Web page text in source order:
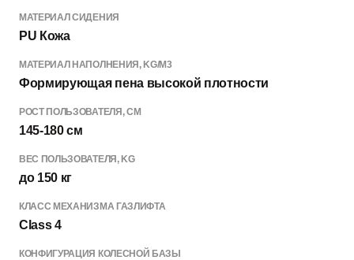
МАТЕРИАЛ СИДЕНИЯ
PU Кожа
МАТЕРИАЛ НАПОЛНЕНИЯ, KG/M3
Формирующая пена высокой плотности
РОСТ ПОЛЬЗОВАТЕЛЯ, СМ
145-180 см
ВЕС ПОЛЬЗОВАТЕЛЯ, KG
до 150 кг
КЛАСС МЕХАНИЗМА ГАЗЛИФТА
Class 4
КОНФИГУРАЦИЯ КОЛЕСНОЙ БАЗЫ